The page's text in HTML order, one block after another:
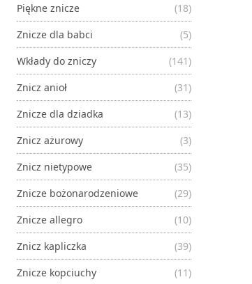
Piękne znicze
(18)
Znicze dla babci
(5)
Wkłady do zniczy
(141)
Znicz anioł
(31)
Znicze dla dziadka
(13)
Znicz ażurowy
(3)
Znicz nietypowe
(35)
Znicze bożonarodzeniowe
(29)
Znicze allegro
(10)
Znicz kapliczka
(39)
Znicze kopciuchy
(11)